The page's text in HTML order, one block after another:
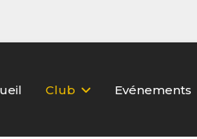
Club Evénements